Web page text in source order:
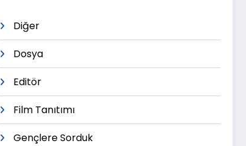
Diğer
Dosya
Editör
Film Tanıtımı
Gençlere Sorduk